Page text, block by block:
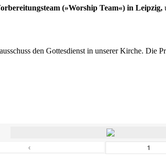
(»Worship Team«) in Leipzig,
den Gottesdienst in unserer Kirche.
‹